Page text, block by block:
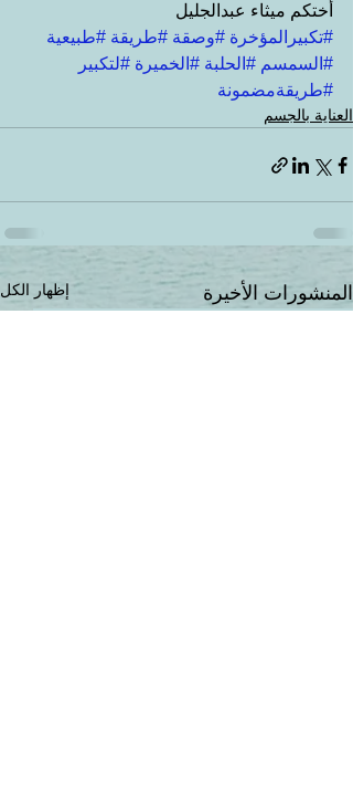
أختكم ميثاء عبدالجليل
#تكبيرالمؤخرة #وصقة #طريقة #طبيعية
#السمسم #الحلبة #الخميرة #لتكبير
#طريقةمضمونة
العناية بالجسم
المنشورات الأخيرة إظهار الكل